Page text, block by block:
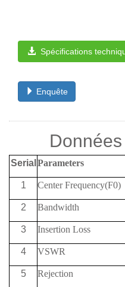
Spécifications
Enquête
Serial Parameters
1 Center Frequency(F0)
2 Bandwidth
3 Insertion Loss
4 VSWR
5 Rejection